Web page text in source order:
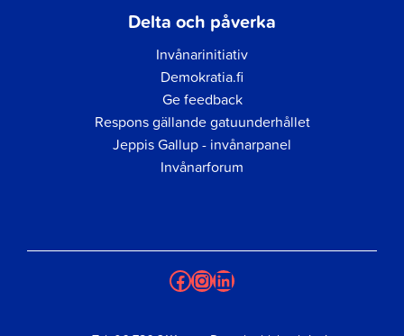
Delta och påverka
Invånarinitiativ
Demokratia.fi
Ge feedback
Respons gällande gatuunderhållet
Jeppis Gallup - invånarpanel
Invånarforum
Facebook
Instagram
LinkedIn